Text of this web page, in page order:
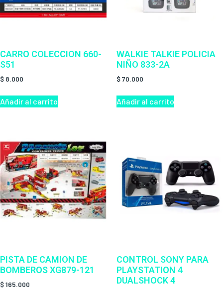
CARRO COLECCION 660-
S51
$ 8.000
Añadir al carrito
WALKIE TALKIE POLICIA
NIÑO 833-2A
$70.000
Añadir al carrito
PISTA DE CAMION DE
BOMBEROS XG879-121
$165.000
CONTROL SONY PARA
PLAYSTATION 4
DUALSHOCK 4